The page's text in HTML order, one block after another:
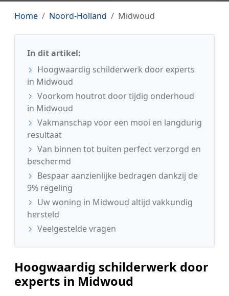
Home Noord-Holland Midwoud
In dit artikel:
Hoogwaardig schilderwerk door experts
in Midwoud
Voorkom houtrot door tijdig onderhoud
in Midwoud
Vakmanschap voor een mooi en langdurig
resultaat
Van binnen tot buiten perfect verzorgd en
beschermd
Bespaar aanzienlijke bedragen dankzij de
9% regeling
Uw woning in Midwoud altijd vakkundig
hersteld
Veelgestelde vragen
Hoogwaardig schilderwerk door
experts in Midwoud